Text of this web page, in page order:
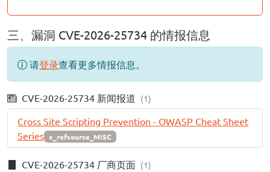
三、漏洞 CVE-2026-25734 的情报信息
请登录查看更多情报信息。
CVE-2026-25734 新闻报道 (1)
Cross Site Scripting Prevention - OWASP Cheat Sheet
Series x_refsource_MISC
CVE-2026-25734 厂商页面 (1)